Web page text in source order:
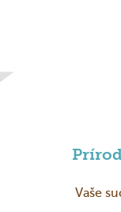
Vaše